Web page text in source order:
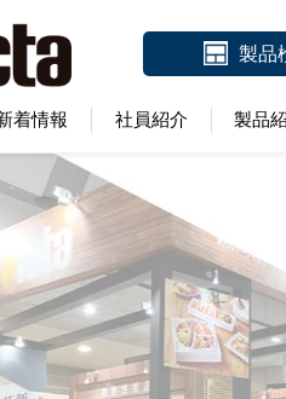
製品
着情報 社員紹介 製品